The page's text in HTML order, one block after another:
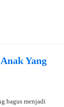
Yang
bagus menjadi